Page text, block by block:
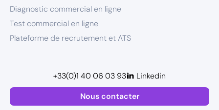
Diagnostic commercial en ligne
Test commercial en ligne
Plateforme de recrutement et ATS
Nous contacter
+33(0)1 40 06 03 93 Linkedin